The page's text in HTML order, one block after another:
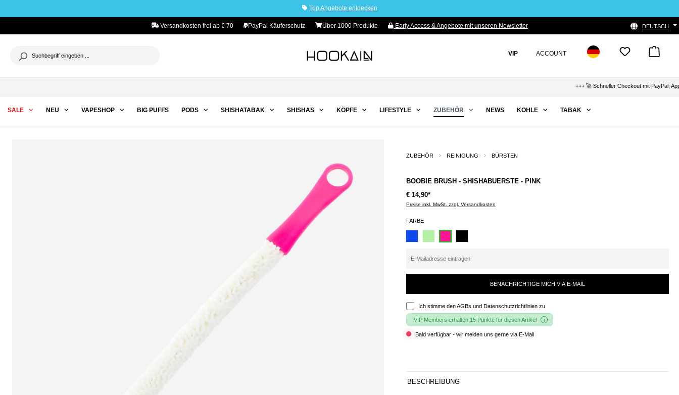
Top Angebote entdecken
Versandkosten frei ab € 70 PayPal Käuferschutz Über 1000 Produkte Early Access & Angebote mit unseren Newsletter DEUTSCH
VIP ACCOUNT
+++ 🚀 Schneller Checkout mit PayPal, Apple
SALE NEU VAPESHOP BIG PUFFS PODS SHISHATABAK SHISHAS KÖPFE LIFESTYLE ZUBEHÖR NEWS KOHLE TABAK
ZUBEHÖR REINIGUNG BÜRSTEN
BOOBIE BRUSH - SHISHABUERSTE - PINK
€ 14,90*
Preise inkl. MwSt. zzgl. Versandkosten
FARBE
BENACHRICHTIGE MICH VIA E-MAIL
Ich stimme denAGBs und Datenschutzrichtlinien zu
VIP Members erhalten 15 Punkte für diesen Artikel
Bald verfügbar - wir melden uns gerne via E-Mail
BESCHREIBUNG